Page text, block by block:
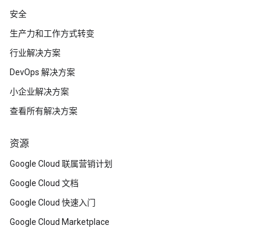
安全
生产力和工作方式转变
行业解决方案
DevOps 解决方案
小企业解决方案
查看所有解决方案
资源
Google Cloud 联属营销计划
Google Cloud 文档
Google Cloud 快速入门
Google Cloud Marketplace